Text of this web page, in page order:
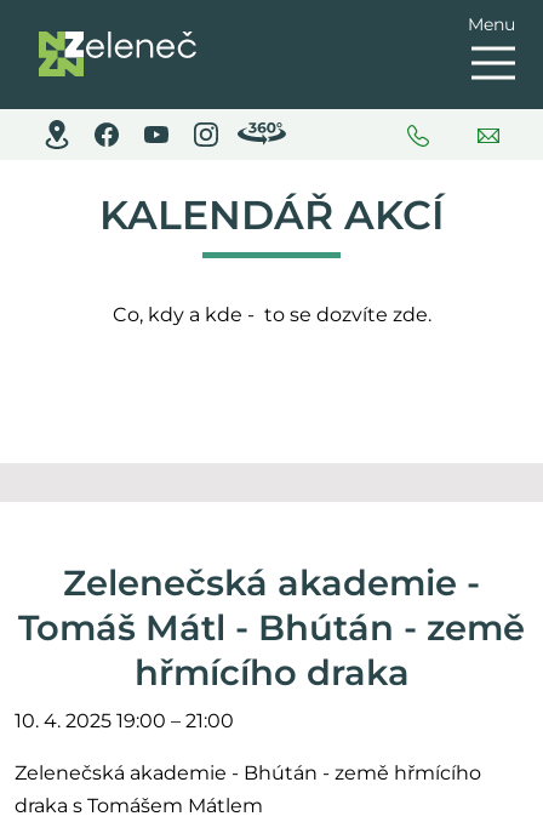
Menu
KALENDÁŘ AKCÍ
Co, kdy a kde - to se dozvíte zde.
Zelenečská akademie -
Tomáš Mátl - Bhútán - země
hřmícího draka
10. 4. 2025 19:00 – 21:00
Zelenečská akademie - Bhútán - země hřmícího
draka s Tomášem Mátlem